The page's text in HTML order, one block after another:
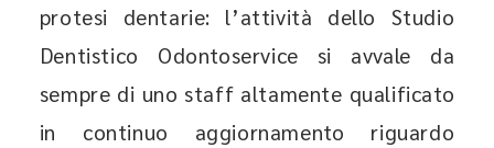
protesi dentarie: l’attività dello Studio
Dentistico Odontoservice si avvale da
sempre di uno staff altamente qualificato
in continuo aggiornamento riguardo